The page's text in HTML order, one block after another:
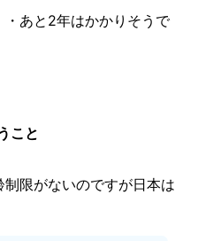
あと2年はかかりそうで
こと
限がないのですが日本は